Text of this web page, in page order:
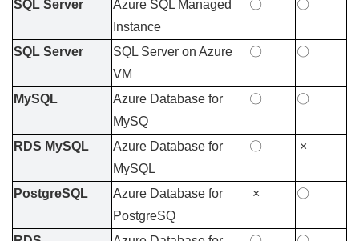
SQL Server
Azure SQL Managed
Instance
〇 〇
SQL Server
SQL Server on Azure
VM
〇 〇
MySQL
Azure Database for
MySQ
〇 〇
RDS MySQL
Azure Database for
MySQL
〇 ×
PostgreSQL
Azure Database for
PostgreSQ
× 〇